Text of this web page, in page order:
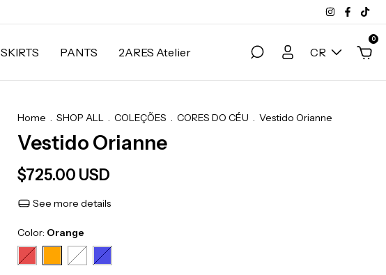
SKIRTS PANTS 2ARES Atelier CR
0
Home . SHOP ALL . COLEÇÕES . CORES DO CÉU . Vestido Orianne
Vestido Orianne
$725.00 USD
See more details
Color: Orange